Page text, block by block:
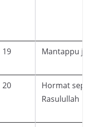
19 Mantappu
20
Hormat
Rasulullah